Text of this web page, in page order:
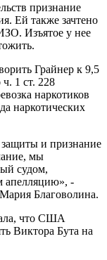
признание
Ей также зачтено
Изъятое у нее
Грайнер к 9,5
1 ст. 228
наркотиков
наркотических
и признание
мы
судом,
апелляцию», -
Благоволина.
что США
Виктора Бута на